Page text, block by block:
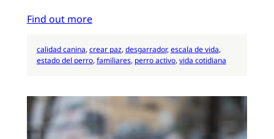
Find out more
calidad canina, crear paz, desgarrador, escala de vida
estado del perro, familiares, perro activo, vida cotidiana